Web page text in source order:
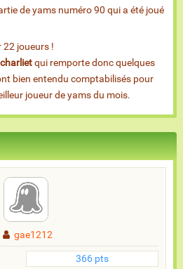
de yams numéro 90 qui a été joué
22 joueurs !
charlietqui remporte donc quelques
bien entendu comptabilisés pour
joueur de yams du mois.
gae1212
366 pts